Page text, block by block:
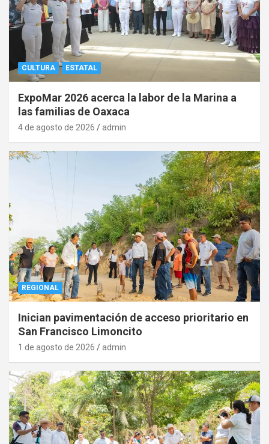
CULTURA ESTATAL
ExpoMar 2026 acerca la labor de la Marina a
las familias de Oaxaca
4 de agosto de 2026 admin
REGIONAL
Inician pavimentación de acceso prioritario en
San Francisco Limoncito
1 de agosto de 2026 admin